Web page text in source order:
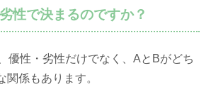
性で決まるのですか？
優性・劣性だけでなく、AとBがどち
関係もあります。